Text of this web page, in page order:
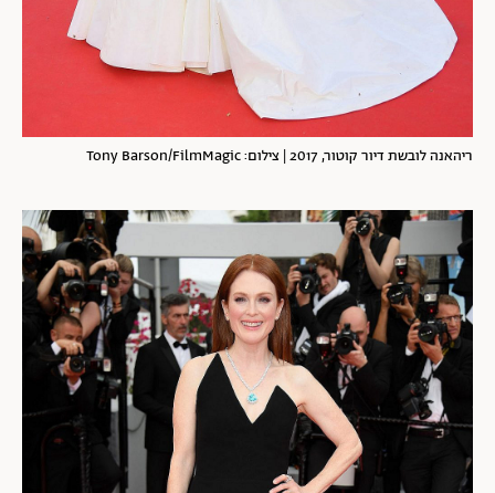
ריהאנה לובשת דיור קוטור, 2017 | צילום: Tony Barson/FilmMagic